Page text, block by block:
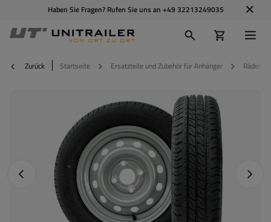
Haben Sie Fragen? Rufen Sie uns an +49 32213249035
Zurück Startseite Ersatzteile und Zubehör für Anhänger Räder
Vorheriges Foto